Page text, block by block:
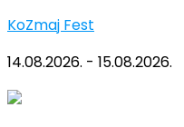
KoZmaj Fest
14.08.2026. - 15.08.2026.